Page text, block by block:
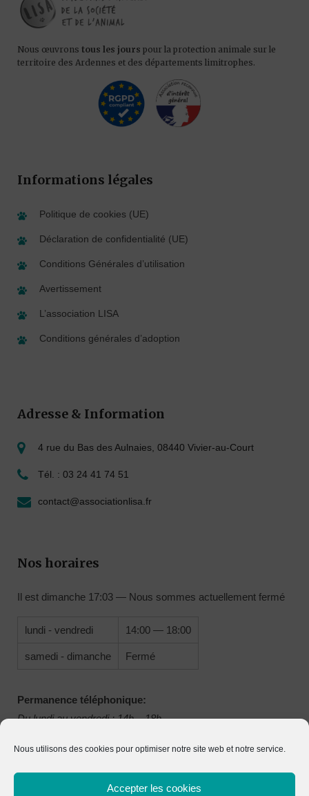
Nous utilisons des cookies pour optimiser notre site web et notre service.
Accepter les cookies
Nous œuvrons tous les jours pour la protection animale sur le
territoire des Ardennes et des départements limitrophes.
Informations légales
Politique de cookies (UE)
Déclaration de confidentialité (UE)
Conditions Générales d’utilisation
Avertissement
L’association LISA
Conditions générales d’adoption
Adresse & Information
4 rue du Bas des Aulnaies, 08440 Vivier-au-Court
Tél. : 03 24 41 74 51
contact@associationlisa.fr
Nos horaires
Il est dimanche 17:03 — Nous sommes actuellement fermé
lundi - vendredi 14:00 — 18:00
samedi - dimanche Fermé
Permanence téléphonique:
Du lundi au vendredi : 14h – 18h